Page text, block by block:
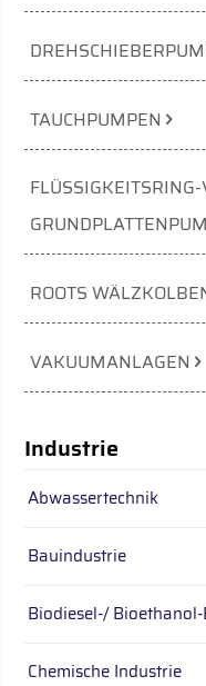
Industrie
Abwassertechnik
Bauindustrie
Biodiesel-/
Chemische Industrie
TAUCHPUMPEN
ROOTS
VAKUUMANLAGEN